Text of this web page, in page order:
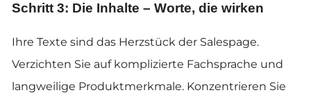
Schritt 3: Die Inhalte – Worte, die wirken
Ihre Texte sind das Herzstück der Salespage.
Verzichten Sie auf komplizierte Fachsprache und
langweilige Produktmerkmale. Konzentrieren Sie